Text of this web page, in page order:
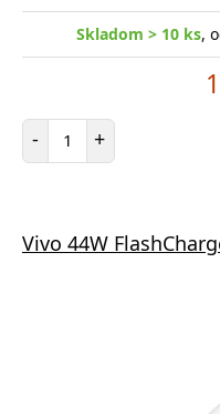
Skladom > 10 ks,
- Počet položiek
+
Vivo 44W